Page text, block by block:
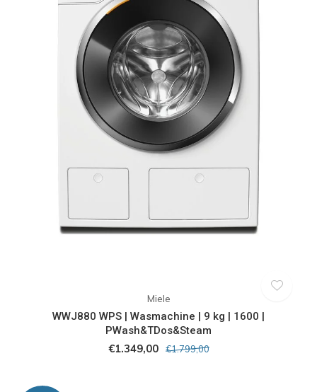
Miele
WWJ880 WPS | Wasmachine | 9 kg | 1600 |
PWash&TDos&Steam
€1.349,00 €1.799,00